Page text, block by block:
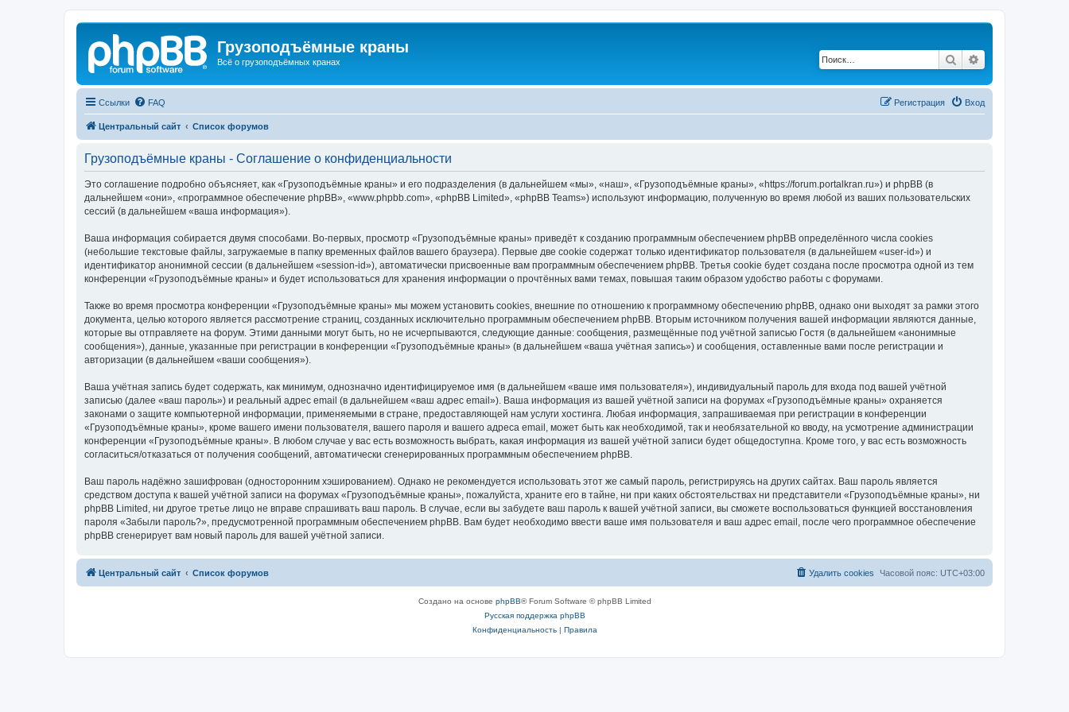
Грузоподъёмные краны
Всё о грузоподъёмных кранах Поиск
Ссылки FAQ Вход
Регистрация
Центральный сайт Список форумов
Грузоподъёмные краны - Соглашение о конфиденциальности
Это соглашение подробно объясняет, как «Грузоподъёмные краны» и его подразделения (в дальнейшем «мы», «наш», «Грузоподъёмные краны», «https://forum.portalkran.ru») и phpBB (в
дальнейшем «они», «программное обеспечение phpBB», «www.phpbb.com», «phpBB Limited», «phpBB Teams») используют информацию, полученную во время любой из ваших пользовательских
сессий (в дальнейшем «ваша информация»).
Ваша информация собирается двумя способами. Во-первых, просмотр «Грузоподъёмные краны» приведёт к созданию программным обеспечением phpBB определённого числа cookies
(небольшие текстовые файлы, загружаемые в папку временных файлов вашего браузера). Первые две cookie содержат только идентификатор пользователя (в дальнейшем «user-id») и
идентификатор анонимной сессии (в дальнейшем «session-id»), автоматически присвоенные вам программным обеспечением phpBB. Третья cookie будет создана после просмотра одной из тем
конференции «Грузоподъёмные краны» и будет использоваться для хранения информации о прочтённых вами темах, повышая таким образом удобство работы с форумами.
Также во время просмотра конференции «Грузоподъёмные краны» мы можем установить cookies, внешние по отношению к программному обеспечению phpBB, однако они выходят за рамки этого
документа, целью которого является рассмотрение страниц, созданных исключительно программным обеспечением phpBB. Вторым источником получения вашей информации являются данные,
которые вы отправляете на форум. Этими данными могут быть, но не исчерпываются, следующие данные: сообщения, размещённые под учётной записью Гостя (в дальнейшем «анонимные
сообщения»), данные, указанные при регистрации в конференции «Грузоподъёмные краны» (в дальнейшем «ваша учётная запись») и сообщения, оставленные вами после регистрации и
авторизации (в дальнейшем «ваши сообщения»).
Ваша учётная запись будет содержать, как минимум, однозначно идентифицируемое имя (в дальнейшем «ваше имя пользователя»), индивидуальный пароль для входа под вашей учётной
записью (далее «ваш пароль») и реальный адрес email (в дальнейшем «ваш адрес email»). Ваша информация из вашей учётной записи на форумах «Грузоподъёмные краны» охраняется
законами о защите компьютерной информации, применяемыми в стране, предоставляющей нам услуги хостинга. Любая информация, запрашиваемая при регистрации в конференции
«Грузоподъёмные краны», кроме вашего имени пользователя, вашего пароля и вашего адреса email, может быть как необходимой, так и необязательной ко вводу, на усмотрение администрации
конференции «Грузоподъёмные краны». В любом случае у вас есть возможность выбрать, какая информация из вашей учётной записи будет общедоступна. Кроме того, у вас есть возможность
согласиться/отказаться от получения сообщений, автоматически сгенерированных программным обеспечением phpBB.
Ваш пароль надёжно зашифрован (односторонним хэшированием). Однако не рекомендуется использовать этот же самый пароль, регистрируясь на других сайтах. Ваш пароль является
средством доступа к вашей учётной записи на форумах «Грузоподъёмные краны», пожалуйста, храните его в тайне, ни при каких обстоятельствах ни представители «Грузоподъёмные краны», ни
phpBB Limited, ни другое третье лицо не вправе спрашивать ваш пароль. В случае, если вы забудете ваш пароль к вашей учётной записи, вы сможете воспользоваться функцией восстановления
пароля «Забыли пароль?», предусмотренной программным обеспечением phpBB. Вам будет необходимо ввести ваше имя пользователя и ваш адрес email, после чего программное обеспечение
phpBB сгенерирует вам новый пароль для вашей учётной записи.
Центральный сайт Список форумов Часовой пояс: UTC+03:00
Удалить cookies
Создано на основе phpBB® Forum Software © phpBB Limited
Русская поддержка phpBB
Конфиденциальность| Правила